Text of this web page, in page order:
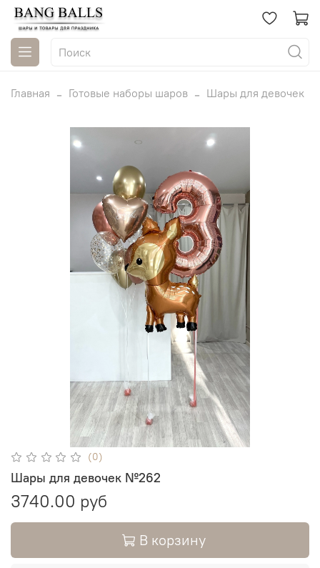
Главная Готовые наборы шаров Шары для девочек
(0)
Шары для девочек №262
3740.00 руб
В корзину